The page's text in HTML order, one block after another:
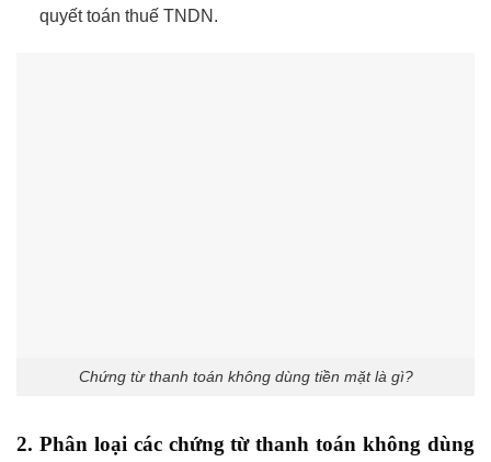
quyết toán thuế TNDN.
Chứng từ thanh toán không dùng tiền mặt là gì?
2. Phân loại các chứng từ thanh toán không dùng